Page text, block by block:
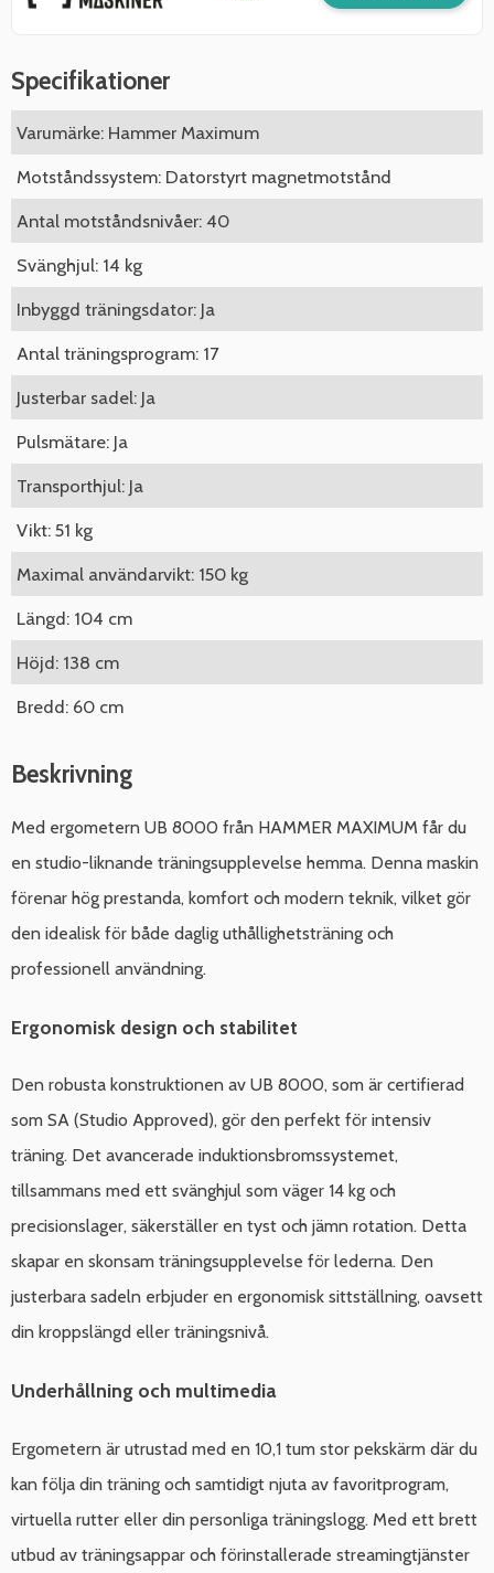
Specifikationer
Varumärke: Hammer Maximum
Motståndssystem: Datorstyrt magnetmotstånd
Antal motståndsnivåer: 40
Svänghjul: 14 kg
Inbyggd träningsdator: Ja
Antal träningsprogram: 17
Justerbar sadel: Ja
Pulsmätare: Ja
Transporthjul: Ja
Vikt: 51 kg
Maximal användarvikt: 150 kg
Längd: 104 cm
Höjd: 138 cm
Bredd: 60 cm
Beskrivning
Med ergometern UB 8000 från HAMMER MAXIMUM får du
en studio-liknande träningsupplevelse hemma. Denna maskin
förenar hög prestanda, komfort och modern teknik, vilket gör
den idealisk för både daglig uthållighetsträning och
professionell användning.
Ergonomisk design och stabilitet
Den robusta konstruktionen av UB 8000, som är certifierad
som SA (Studio Approved), gör den perfekt för intensiv
träning. Det avancerade induktionsbromssystemet,
tillsammans med ett svänghjul som väger 14 kg och
precisionslager, säkerställer en tyst och jämn rotation. Detta
skapar en skonsam träningsupplevelse för lederna. Den
justerbara sadeln erbjuder en ergonomisk sittställning, oavsett
din kroppslängd eller träningsnivå.
Underhållning och multimedia
Ergometern är utrustad med en 10,1 tum stor pekskärm där du
kan följa din träning och samtidigt njuta av favoritprogram,
virtuella rutter eller din personliga träningslogg. Med ett brett
utbud av träningsappar och förinstallerade streamingtjänster